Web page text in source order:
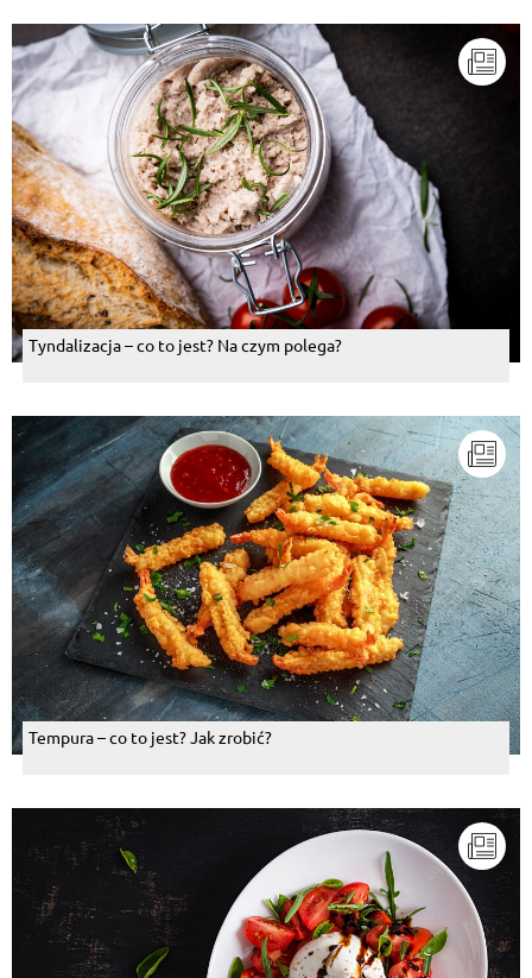
Tyndalizacja – co to jest? Na czym polega?
Tempura – co to jest? Jak zrobić?